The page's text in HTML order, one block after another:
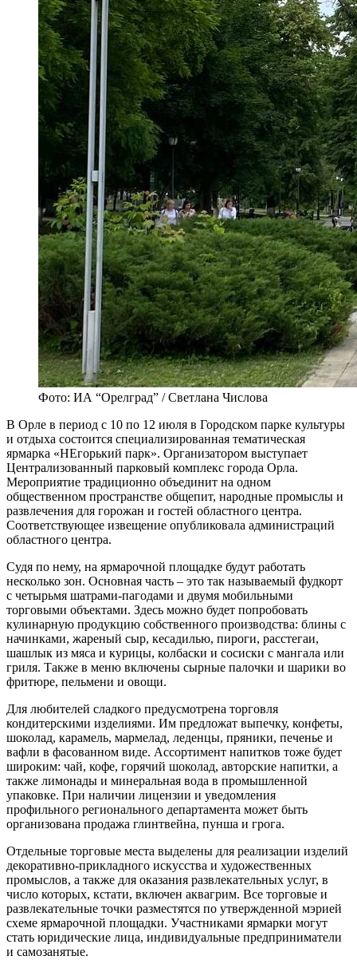
Фото: ИА “Орелград” / Светлана Числова
В Орле в период с 10 по 12 июля в Городском парке культуры
и отдыха состоится специализированная тематическая
ярмарка «НЕгорький парк». Организатором выступает
Централизованный парковый комплекс города Орла.
Мероприятие традиционно объединит на одном
общественном пространстве общепит, народные промыслы и
развлечения для горожан и гостей областного центра.
Соответствующее извещение опубликовала администраций
областного центра.
Судя по нему, на ярмарочной площадке будут работать
несколько зон. Основная часть – это так называемый фудкорт
с четырьмя шатрами-пагодами и двумя мобильными
торговыми объектами. Здесь можно будет попробовать
кулинарную продукцию собственного производства: блины с
начинками, жареный сыр, кесадилью, пироги, расстегаи,
шашлык из мяса и курицы, колбаски и сосиски с мангала или
гриля. Также в меню включены сырные палочки и шарики во
фритюре, пельмени и овощи.
Для любителей сладкого предусмотрена торговля
кондитерскими изделиями. Им предложат выпечку, конфеты,
шоколад, карамель, мармелад, леденцы, пряники, печенье и
вафли в фасованном виде. Ассортимент напитков тоже будет
широким: чай, кофе, горячий шоколад, авторские напитки, а
также лимонады и минеральная вода в промышленной
упаковке. При наличии лицензии и уведомления
профильного регионального департамента может быть
организована продажа глинтвейна, пунша и грога.
Отдельные торговые места выделены для реализации изделий
декоративно-прикладного искусства и художественных
промыслов, а также для оказания развлекательных услуг, в
число которых, кстати, включен аквагрим. Все торговые и
развлекательные точки разместятся по утвержденной мэрией
схеме ярмарочной площадки. Участниками ярмарки могут
стать юридические лица, индивидуальные предприниматели
и самозанятые.